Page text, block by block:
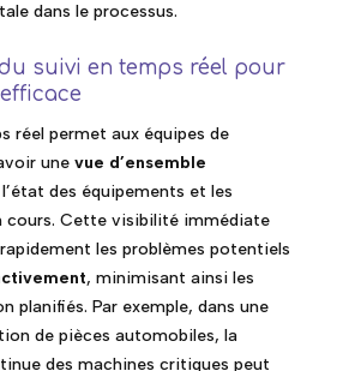
dans le processus.
suivi en temps réel pour
réel permet aux équipes de
une vue d’ensemble
des équipements et les
cours. Cette visibilité immédiate
les problèmes potentiels
, minimisant ainsi les
planifiés. Par exemple, dans une
de pièces automobiles, la
des machines critiques peut